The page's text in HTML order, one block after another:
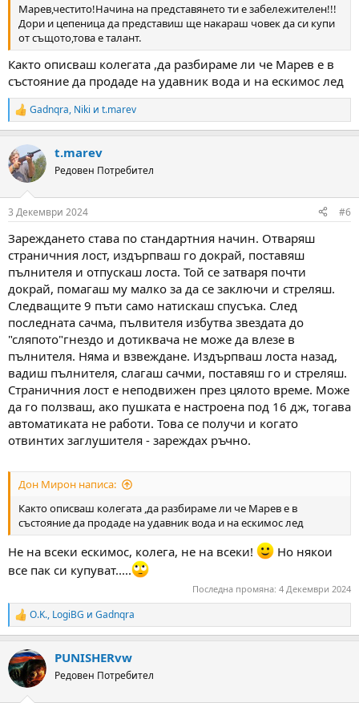
Марев,честито!Начина на представянето ти е забележителен!!!
Дори и цепеница да представиш ще накараш човек да си купи
от същото,това е талант.
Както описваш колегата ,да разбираме ли че Марев е в
състояние да продаде на удавник вода и на ескимос лед
R
e
c
t
i
s
Gadnqra, Niki и t.marev
t.marev
Редовен Потребител
3 Декември 2024 #6
Зареждането става по стандартния начин. Отваряш
страничния лост, издърпваш го докрай, поставяш
пълнителя и отпускаш лоста. Той се затваря почти
докрай, помагаш му малко за да се заключи и стреляш.
Следващите 9 пъти само натискаш спусъка. След
последната сачма, пълвителя избутва звездата до
"сляпото"гнездо и дотиквача не може да влезе в
пълнителя. Няма и взвеждане. Издърпваш лоста назад,
вадиш пълнителя, слагаш сачми, поставяш го и стреляш.
Страничния лост е неподвижен през цялото време. Може
да го ползваш, ако пушката е настроена под 16 дж, тогава
автоматиката не работи. Това се получи и когато
отвинтих заглушителя - зареждах ръчно.
Дон Мирон написа:
Както описваш колегата ,да разбираме ли че Марев е в
състояние да продаде на удавник вода и на ескимос лед
Не на всеки eскимос, колега, не на всеки!
Но някои
все пак си купуват.....
Последна промяна: 4 Декември 2024
R
e
c
t
i
O.K., LogiBG и Gadnqra
PUNISHERvw
Редовен Потребител